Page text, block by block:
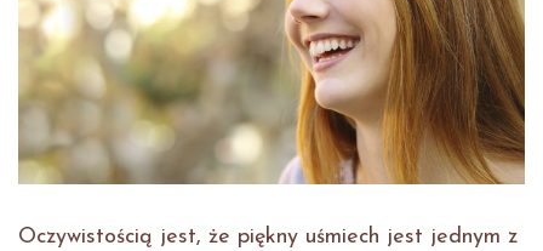
Oczywistością jest, że piękny uśmiech jest jednym z